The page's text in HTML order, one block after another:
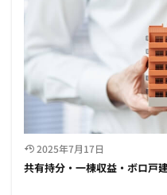
2025年7月17日
共有持分・一棟収益・ボロ戸